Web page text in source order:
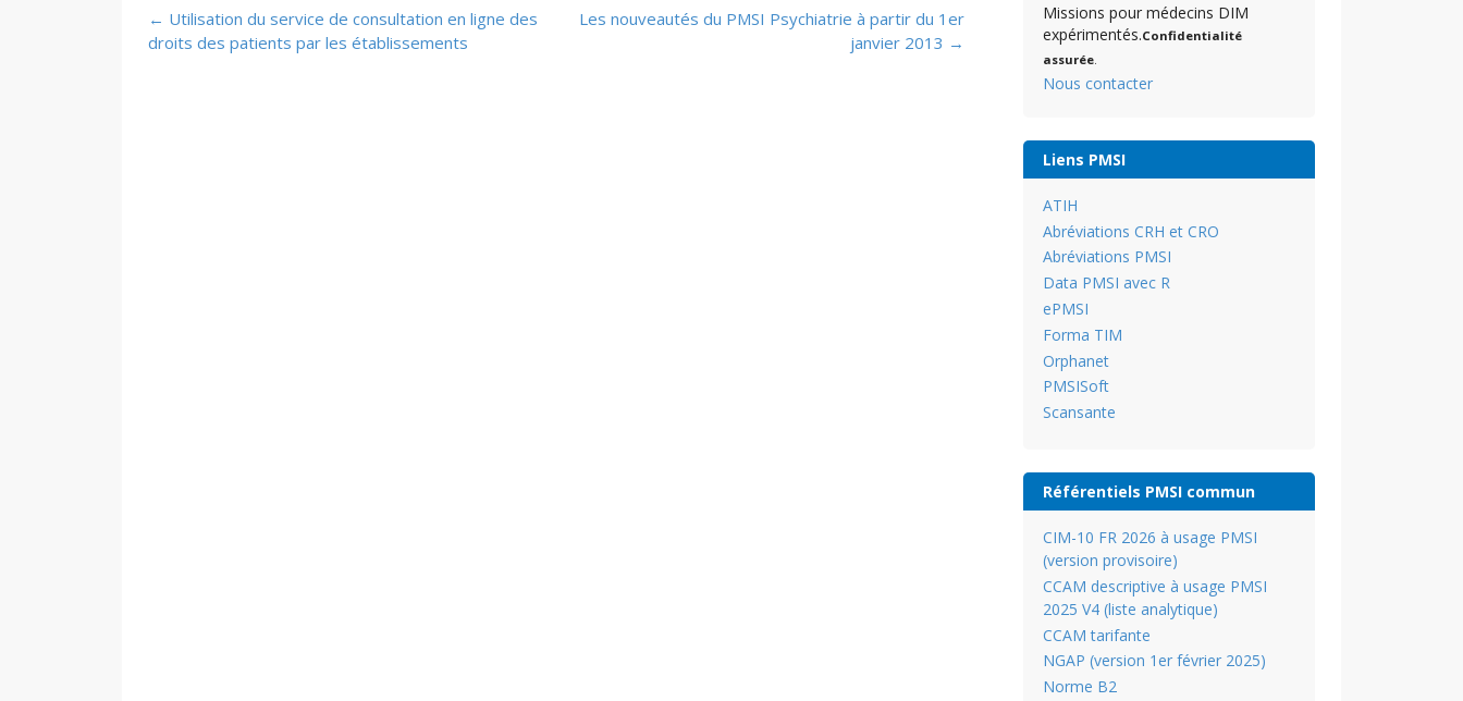
Post
navigation
← Utilisation du service de consultation en ligne des
droits des patients par les établissements
Les nouveautés du PMSI Psychiatrie à partir du 1er
janvier 2013 →
Missions pour médecins DIM
expérimentés.Confidentialité
assurée.
Nous contacter
Liens PMSI
ATIH
Abréviations CRH et CRO
Abréviations PMSI
Data PMSI avec R
ePMSI
Forma TIM
Orphanet
PMSISoft
Scansante
Référentiels PMSI commun
CIM-10 FR 2026 à usage PMSI
(version provisoire)
CCAM descriptive à usage PMSI
2025 V4 (liste analytique)
CCAM tarifante
NGAP (version 1er février 2025)
Norme B2